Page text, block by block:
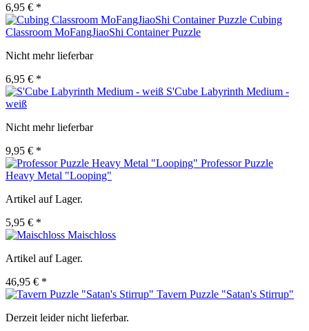
6,95 € *
Cubing
Classroom MoFangJiaoShi Container Puzzle
Nicht mehr lieferbar
6,95 € *
S'Cube Labyrinth Medium -
weiß
Nicht mehr lieferbar
9,95 € *
Professor Puzzle
Heavy Metal "Looping"
Artikel auf Lager.
5,95 € *
Maischloss
Artikel auf Lager.
46,95 € *
Tavern Puzzle "Satan's Stirrup"
Derzeit leider nicht lieferbar.